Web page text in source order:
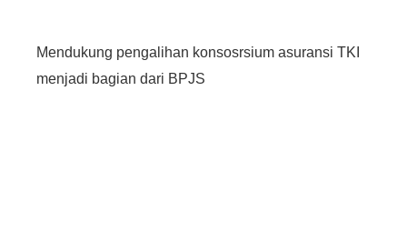
Mendukung pengalihan konsosrsium asuransi TKI
menjadi bagian dari BPJS